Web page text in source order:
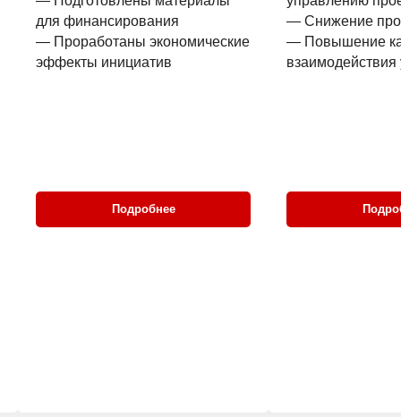
для финансирования
— Проработаны экономические
эффекты инициатив
Подробнее
— Снижение
— Повышение
взаимодействия